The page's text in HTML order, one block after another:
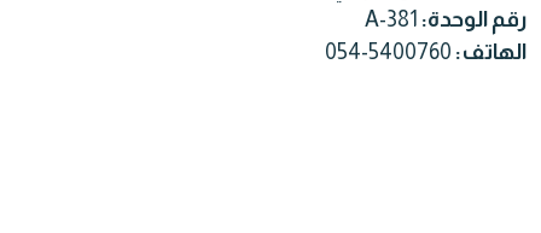
رقم الوحدة: 381-A
الهاتف: 054-5400760